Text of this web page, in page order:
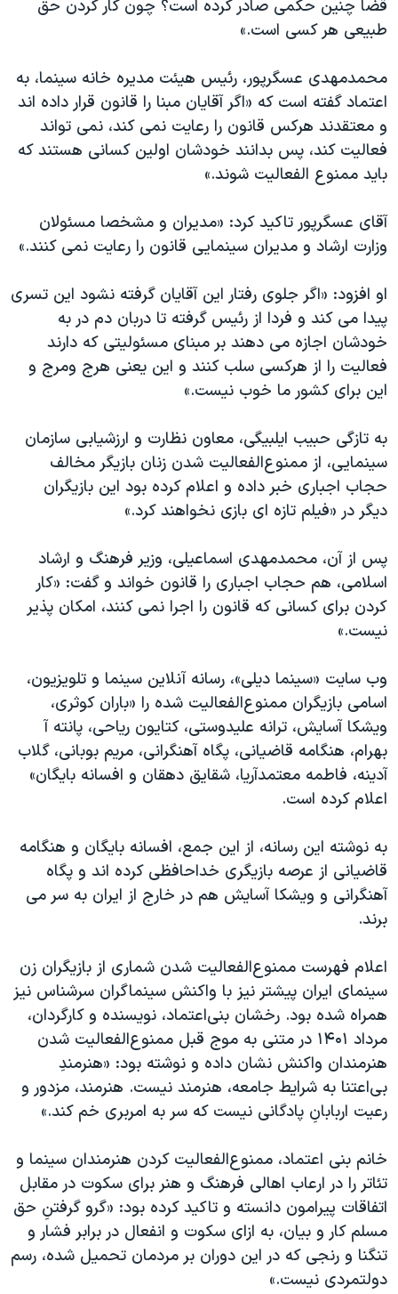
قضا چنین حکمی صادر کرده است؟ چون کار کردن حق
طبیعی هر کسی است.»
محمدمهدی عسگرپور، رئیس هیئت مدیره خانه سینما، به
اعتماد گفته است که «اگر آقایان مبنا را قانون قرار داده اند
و معتقدند هرکس قانون را رعایت نمی کند، نمی تواند
فعالیت کند، پس بدانند خودشان اولین کسانی هستند که
باید ممنوع الفعالیت شوند.»
آقای عسگرپور تاکید کرد: «مدیران و مشخصا مسئولان
وزارت ارشاد و مدیران سینمایی قانون را رعایت نمی کنند.»
او افزود: «اگر جلوی رفتار این آقایان گرفته نشود این تسری
پیدا می کند و فردا از رئیس گرفته تا دربان دم در به
خودشان اجازه می دهند بر مبنای مسئولیتی که دارند
فعالیت را از هرکسی سلب کنند و این یعنی هرج ومرج و
این برای کشور ما خوب نیست.»
به تازگی حبیب ایلبیگی، معاون نظارت و ارزشیابی سازمان
سینمایی، از ممنوع‌الفعالیت شدن زنان بازیگر مخالف
حجاب اجباری خبر داده و اعلام کرده بود این بازیگران
دیگر در «فیلم تازه ای بازی نخواهند کرد.»
پس از آن، محمدمهدی اسماعیلی، وزیر فرهنگ و ارشاد
اسلامی، هم حجاب اجباری را قانون خواند و گفت: «کار
کردن برای کسانی که قانون را اجرا نمی کنند، امکان پذیر
نیست.»
وب سایت «سینما دیلی»، رسانه آنلاین سینما و تلویزیون،
اسامی بازیگران ممنوع‌الفعالیت شده را «باران کوثری،
ویشکا آسایش، ترانه علیدوستی، کتایون ریاحی، پانته آ
بهرام، هنگامه قاضیانی، پگاه آهنگرانی، مریم بوبانی، گلاب
آدینه، فاطمه معتمدآریا، شقایق دهقان و افسانه بایگان»
اعلام کرده است.
به نوشته این رسانه، از این جمع، افسانه بایگان و هنگامه
قاضیانی از عرصه بازیگری خداحافظی کرده اند و پگاه
آهنگرانی و ویشکا آسایش هم در خارج از ایران به سر می
برند.
اعلام فهرست ممنوع‌الفعالیت شدن شماری از بازیگران زن
سینمای ایران پیشتر نیز با واکنش سینماگران سرشناس نیز
همراه شده بود. رخشان بنی‌اعتماد، نویسنده و کارگردان،
مرداد ۱۴۰۱ در متنی به موج قبل ممنوع‌الفعالیت‌ شدن
هنرمندان واکنش نشان داده و نوشته بود: «هنرمندِ
بی‌اعتنا به شرایط جامعه، هنرمند نیست. هنرمند، مزدور و
رعیت اربابانِ پادگانی نیست که سر به امربری خم کند.»
خانم بنی اعتماد، ممنوع‌الفعالیت کردن هنرمندان سینما و
تئاتر را در ارعاب اهالی فرهنگ و هنر برای سکوت در مقابل
اتفاقات پیرامون دانسته و تاکید کرده بود: «گرو گرفتنِ حق
مسلم کار و بیان، به ازای سکوت و انفعال در برابر فشار و
تنگنا و رنجی که در این دوران بر مردمان تحمیل شده، رسم
دولتمردی نیست.»